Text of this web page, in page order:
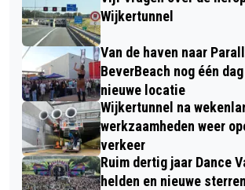
GRAFIETNEERSLAG DOOR
VERMINDERING PRODUCTIE
Wijkertunnel
Van de haven naar
BeverBeach nog één
nieuwe locatie
Wijkertunnel na
werkzaamheden weer
verkeer
Ruim dertig jaar Dance
helden en nieuwe